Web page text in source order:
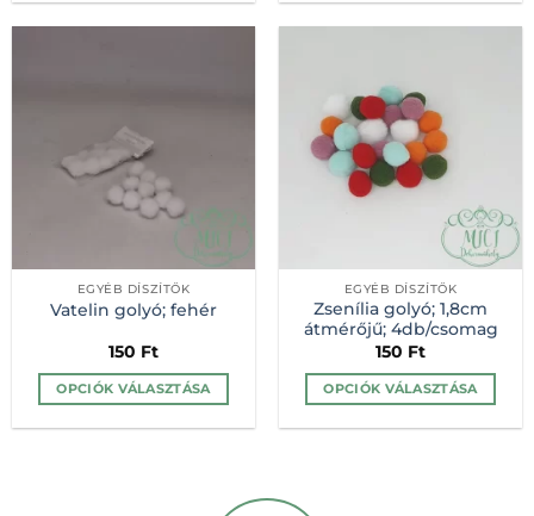
A
változatok
a
termékoldalon
választhatók
ki
variációja
van.
A
változatok
a
termékoldalon
választhatók
ki
EGYÉB DÍSZÍTŐK
Vatelin golyó; fehér
150 Ft
OPCIÓK VÁLASZTÁSA
EGYÉB DÍSZÍTŐK
Zsenília golyó; 1,8cm
átmérőjű; 4db/csomag
150 Ft
OPCIÓK VÁLASZTÁSA